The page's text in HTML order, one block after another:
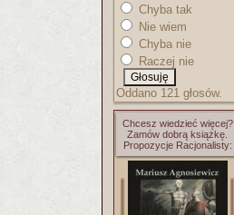
Chyba tak
Nie wiem
Chyba nie
Raczej nie
Oddano 121 głosów.
Chcesz wiedzieć więcej?
Zamów dobrą książkę.
Propozycje Racjonalisty: